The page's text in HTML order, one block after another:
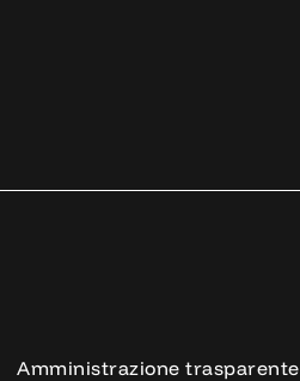
Amministrazione trasparente